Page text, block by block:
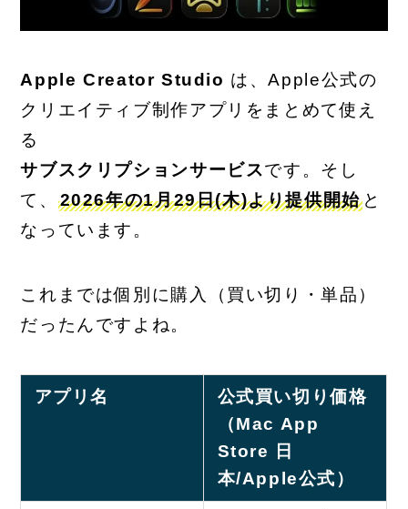
Apple Creator Studio は、Apple公式の
クリエイティブ制作アプリをまとめて使え
る
サブスクリプションサービスです。そし
て、 2026年の1月29日(木)より提供開始と
なっています。
これまでは個別に購入（買い切り・単品）
だったんですよね。
アプリ名
公式買い切り価格
（Mac App
Store 日
本/Apple公式）